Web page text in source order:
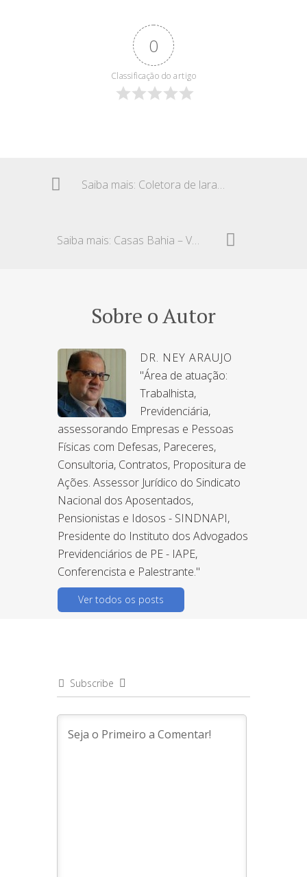
0
Classificação do artigo
Saiba mais: Coletora de laranjas – Horas extras
Saiba mais: Casas Bahia – Venda forçada de serviços
Sobre o Autor
DR. NEY ARAUJO
"Área de atuação:
Trabalhista,
Previdenciária,
assessorando Empresas e Pessoas
Físicas com Defesas, Pareceres,
Consultoria, Contratos, Propositura de
Ações. Assessor Jurídico do Sindicato
Nacional dos Aposentados,
Pensionistas e Idosos - SINDNAPI,
Presidente do Instituto dos Advogados
Previdenciários de PE - IAPE,
Conferencista e Palestrante."
Ver todos os posts
Subscribe